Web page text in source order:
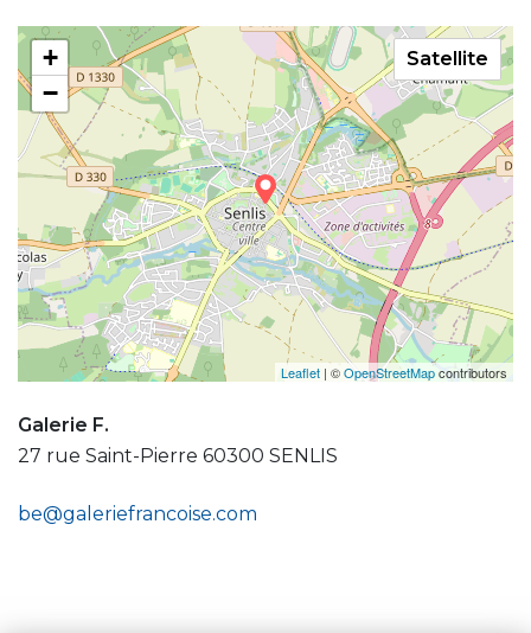
+
−
Leaflet | ©OpenStreetMapcontributors
Satellite
Galerie F.
27 rue Saint-Pierre 60300 SENLIS
be@galeriefrancoise.com